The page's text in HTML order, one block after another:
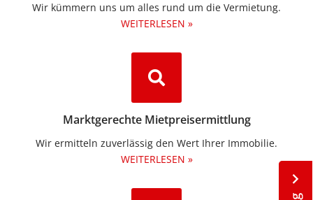
Wir kümmern uns um alles rund um die Vermietung.​
WEITERLESEN »
Marktgerechte Mietpreisermittlung
Wir ermitteln zuverlässig den Wert Ihrer Immobilie.
WEITERLESEN »